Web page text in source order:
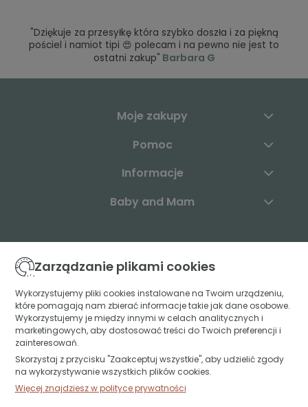
"Dziękuje za przesyłkę która szybko doszła i za piękną
pościel i namiot tipi 😍 polecam i na pewno nie jest to
ostatni zakup" Barbara G
Moje zakupy
Pomoc
Informacje
Baby and Mam
+48 883 003 904
kontakt@babyandmam.pl
Znajdź nas:
Zarządzanie plikami cookies
Wykorzystujemy pliki cookies instalowane na Twoim urządzeniu,
które pomagają nam zbierać informacje takie jak dane osobowe.
Wykorzystujemy je między innymi w celach analitycznych i
marketingowych, aby dostosować treści do Twoich preferencji i
zainteresowań.
Skorzystaj z przycisku "Zaakceptuj wszystkie", aby udzielić zgody
na wykorzystywanie wszystkich plików cookies.
Więcej znajdziesz w polityce prywatności